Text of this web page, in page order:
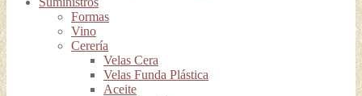
Formas
Vino
Cerería
Velas Cera
Velas Funda Plástica
Aceite